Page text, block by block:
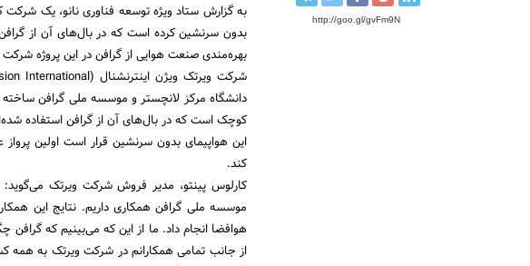
http://goo.gl/gvFm9N
به گزارش ستاد ویژه توسعه فناوری نانو، یک شرکت
بدون سرنشین کرده است که در بال‌های آن از
بهره‌مندی صنعت هوایی از گرافن در این پروژه شرکت
دانشگاه مرکز لانچستر و موسسه ملی گرافن
کوچک است که در بال‌های آن از گرافن استفاده
کند.
کارلوس پینتو، مدیر فروش شرکت ویرتک
موسسه ملی گرافن همکاری داریم. نتایج این
هوافضا انجام داد. ما از این که می‌بینیم که
از جانب تمامی همکارانم در شرکت ویرتک به همه